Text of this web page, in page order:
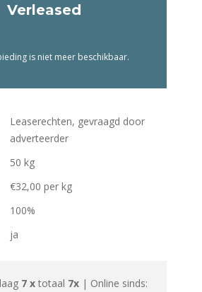
Leaserechten, gevraagd door
adverteerder
50 kg
€32,00 per kg
100%
ja
7 x totaal 7x | Online sinds:
Verleased
is niet meer beschikbaar.